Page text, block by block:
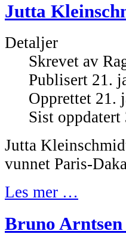
Jutta
Detaljer
Skrevet av
Publisert 21.
Opprettet 21.
Sist
Jutta
vunnet Paris-
Les mer …
Bruno